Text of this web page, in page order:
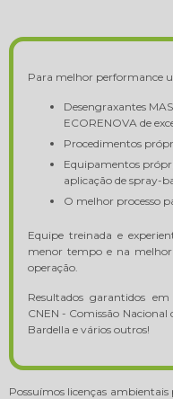
Para melhor performance
Desengraxantes
ECORENOVA de
Procedimentos
Equipamentos
aplicação de spray-
O melhor processo
Equipe treinada e
menor tempo e na melhor
operação.
Resultados garantidos
CNEN - Comissão
Bardella e vários outros!
Possuímos licenças